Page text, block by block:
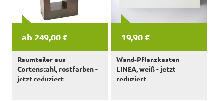
ab 249,00 €
Raumteiler aus
Cortenstahl, rostfarben -
jetzt reduziert
19,90 €
Wand-Pflanzkasten
LINEA, weiß - jetzt
reduziert